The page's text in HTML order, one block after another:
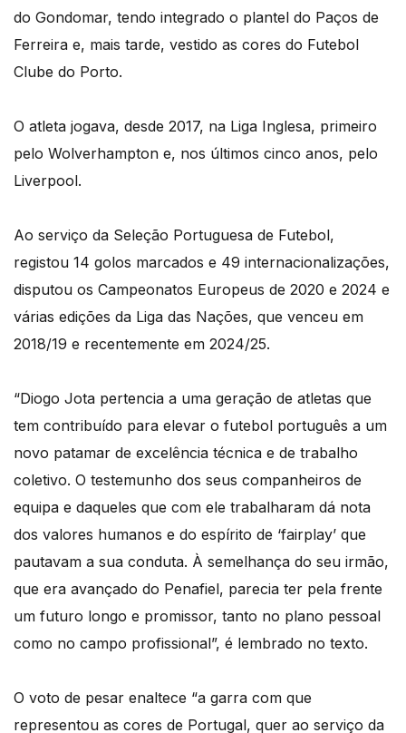
do Gondomar, tendo integrado o plantel do Paços de
Ferreira e, mais tarde, vestido as cores do Futebol
Clube do Porto.
O atleta jogava, desde 2017, na Liga Inglesa, primeiro
pelo Wolverhampton e, nos últimos cinco anos, pelo
Liverpool.
Ao serviço da Seleção Portuguesa de Futebol,
registou 14 golos marcados e 49 internacionalizações,
disputou os Campeonatos Europeus de 2020 e 2024 e
várias edições da Liga das Nações, que venceu em
2018/19 e recentemente em 2024/25.
“Diogo Jota pertencia a uma geração de atletas que
tem contribuído para elevar o futebol português a um
novo patamar de excelência técnica e de trabalho
coletivo. O testemunho dos seus companheiros de
equipa e daqueles que com ele trabalharam dá nota
dos valores humanos e do espírito de ‘fairplay’ que
pautavam a sua conduta. À semelhança do seu irmão,
que era avançado do Penafiel, parecia ter pela frente
um futuro longo e promissor, tanto no plano pessoal
como no campo profissional”, é lembrado no texto.
O voto de pesar enaltece “a garra com que
representou as cores de Portugal, quer ao serviço da